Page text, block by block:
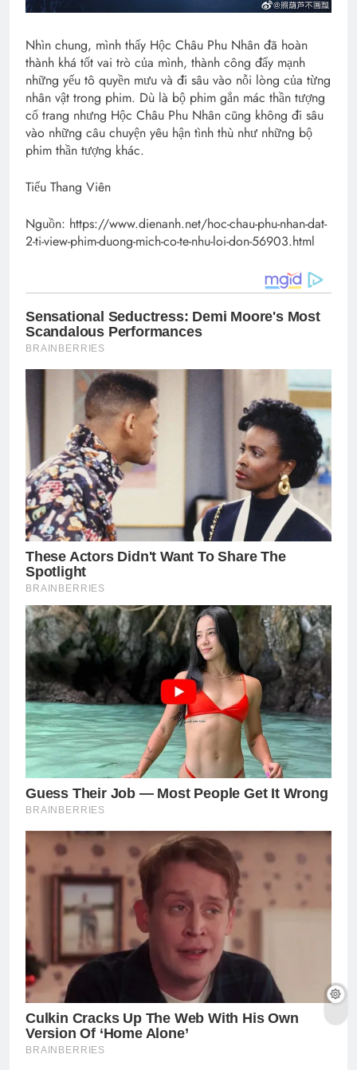
Nhìn chung, mình thấy Hộc Châu Phu Nhân đã hoàn
thành khá tốt vai trò của mình, thành công đẩy mạnh
những yếu tô quyền mưu và đi sâu vào nỗi lòng của từng
nhân vật trong phim. Dù là bộ phim gắn mác thần tượng
cổ trang nhưng Hộc Châu Phu Nhân cũng không đi sâu
vào những câu chuyện yêu hận tình thù như những bộ
phim thần tượng khác.
Tiểu Thang Viên
Nguồn: https://www.dienanh.net/hoc-chau-phu-nhan-dat-
2-ti-view-phim-duong-mich-co-te-nhu-loi-don-56903.html